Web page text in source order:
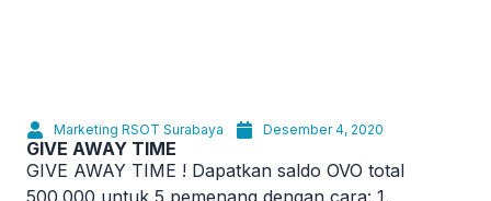
Marketing RSOT Surabaya Desember 4, 2020
GIVE AWAY TIME
GIVE AWAY TIME ! Dapatkan saldo OVO total
500.000 untuk 5 pemenang dengan cara: 1.